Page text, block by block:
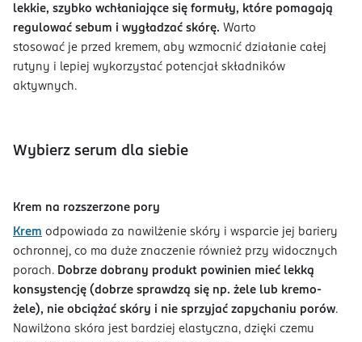
lekkie, szybko wchłaniające się formuły, które pomagają
regulować sebum i wygładzać skórę. Warto
stosować je przed kremem, aby wzmocnić działanie całej
rutyny i lepiej wykorzystać potencjał składników
aktywnych.
Wybierz serum dla siebie
Krem na rozszerzone pory
Krem odpowiada za nawilżenie skóry i wsparcie jej bariery
ochronnej, co ma duże znaczenie również przy widocznych
porach. Dobrze dobrany produkt powinien mieć lekką
konsystencję (dobrze sprawdzą się np. żele lub kremo-
żele), nie obciążać skóry i nie sprzyjać zapychaniu porów.
Nawilżona skóra jest bardziej elastyczna, dzięki czemu